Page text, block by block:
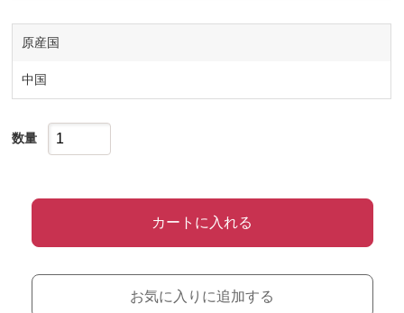
原産国
中国
数量
カートに入れる
お気に入りに追加する